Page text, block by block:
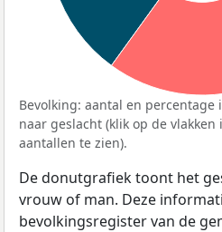
Bevolking: aantal en
naar geslacht (klik op de
aantallen te zien).
De donutgrafiek toont het
vrouw of man. Deze
bevolkingsregister van de